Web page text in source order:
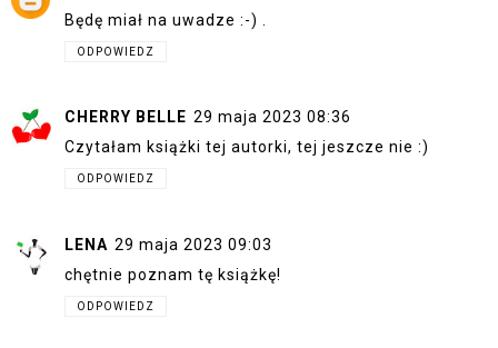
Będę miał na uwadze :-) .
ODPOWIEDZ
CHERRY BELLE 29 maja 2023 08:36
Czytałam książki tej autorki, tej jeszcze nie :)
ODPOWIEDZ
LENA 29 maja 2023 09:03
chętnie poznam tę książkę!
ODPOWIEDZ